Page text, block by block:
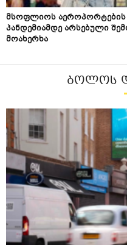
მსოფლიოს აეროპორტების
პანდემიამდე არსებული
მოახერხა
ᲑᲝᲚᲝᲡ